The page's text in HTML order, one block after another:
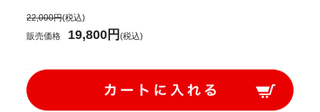
22,000円(税込)
販売価格
19,800円(税込)